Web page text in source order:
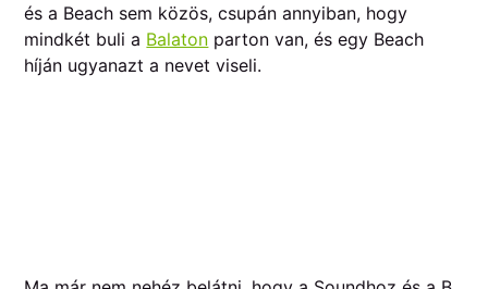
és a Beach sem közös, csupán annyiban, hogy
mindkét buli a Balaton parton van, és egy Beach
híján ugyanazt a nevet viseli.